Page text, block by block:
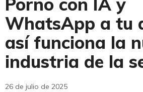
WhatsApp a tu
así funciona la
industria de la
26 de julio de 2025